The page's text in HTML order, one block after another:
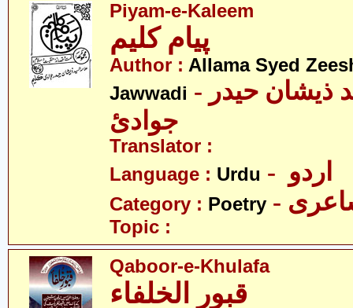
Piyam-e-Kaleem
پیام کلیم
Author : Allama Syed
Jawwadi - علامہ سیّد ذیشان حیدر
جوادئ
Translator :
Language : Urdu
Category : Poetry
Topic :
Qaboor-e-Khulafa